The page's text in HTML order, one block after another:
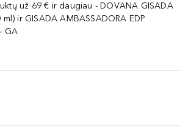
už 69 € ir daugiau - DOVANA GISADA
ir GISADA AMBASSADORA EDP
GA